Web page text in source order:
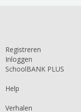
Registreren
Inloggen
SchoolBANK PLUS
Help
Verhalen